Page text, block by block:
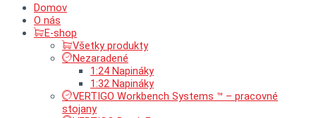
Domov
O nás
E-shop
Všetky produkty
Nezaradené
1:24 Napináky
1:32 Napináky
VERTIGO Workbench Systems ™ – pracovné
stojany